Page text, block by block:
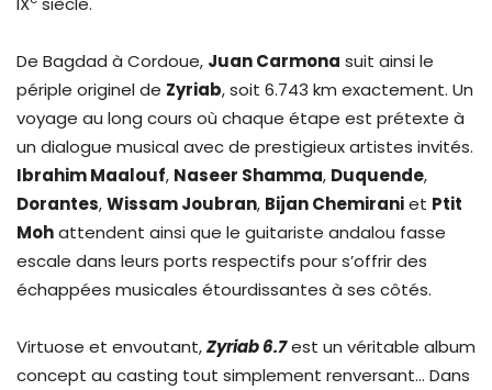
De Bagdad à Cordoue, Juan Carmona suit ainsi le
périple originel de Zyriab, soit 6.743 km exactement. Un
voyage au long cours où chaque étape est prétexte à
un dialogue musical avec de prestigieux artistes invités.
Ibrahim Maalouf, Naseer Shamma, Duquende,
Dorantes,Wissam Joubran, Bijan Chemiraniet Ptit
Mohattendent ainsi que le guitariste andalou fasse
escale dans leurs ports respectifs pour s’offrir des
échappées musicales étourdissantes à ses côtés.
Virtuose et envoutant,Zyriab 6.7est un véritable album
concept au casting tout simplement renversant… Dans